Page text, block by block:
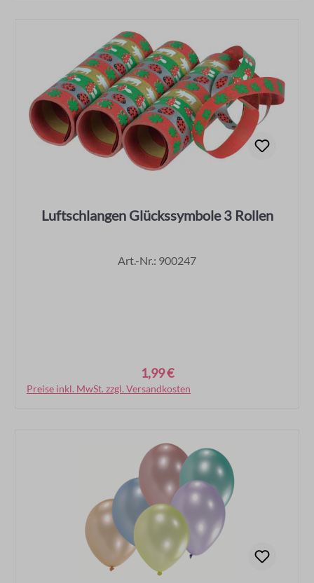
Luftschlangen Glückssymbole 3 Rollen
Art.-Nr.: 900247
1,99 €
Preise inkl. MwSt. zzgl. Versandkosten
In den Warenkorb